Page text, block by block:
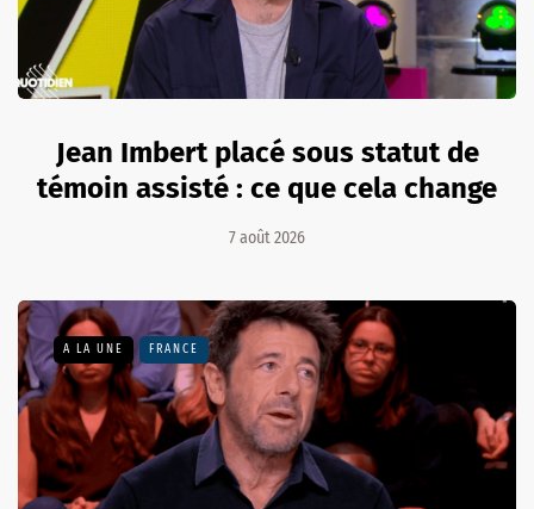
Jean Imbert placé sous statut de
témoin assisté : ce que cela change
7 août 2026
A LA UNE FRANCE